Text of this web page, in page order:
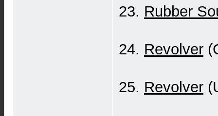
23. Rubber
24. Revolver
25. Revolver